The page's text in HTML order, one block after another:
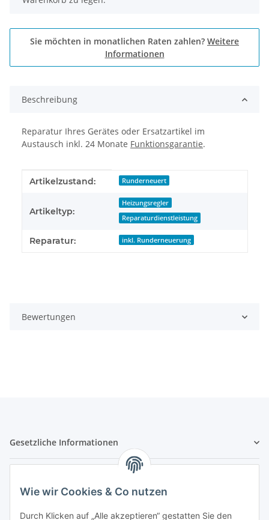
Wie wir Cookies & Co nutzen
Durch Klicken auf „Alle akzeptieren“ gestatten Sie den
Sie möchten in monatlichen Raten zahlen? Weitere
Informationen
Beschreibung
Reparatur Ihres Gerätes oder Ersatzartikel im
Austausch inkl. 24 Monate Funktionsgarantie.
Produkteigenschaft
Wert
Artikelzustand: Runderneuert
Artikeltyp:
Heizungsregler
Reparaturdienstleistung
Reparatur: inkl. Runderneuerung
Bewertungen
Gesetzliche Informationen